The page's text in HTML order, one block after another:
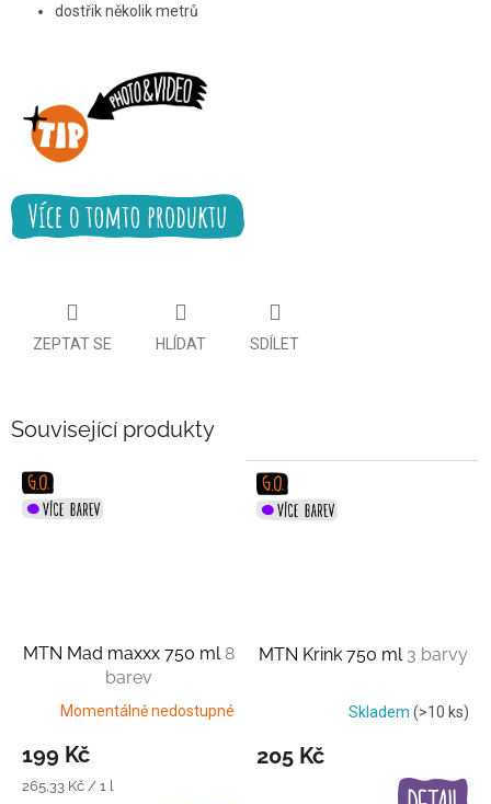
dostřik několik metrů
ZEPTAT SE HLÍDAT SDÍLET
Související produkty
MTN Mad maxxx 750 ml 8
barev
Momentálně nedostupné
199 Kč
Měrná
265,33 Kč / 1 l
MTN Krink 750 ml 3 barvy
Skladem (>10 ks)
205 Kč